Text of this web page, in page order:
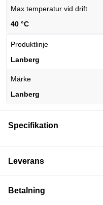
Max temperatur vid drift
40 °C
Produktlinje
Lanberg
Märke
Lanberg
Specifikation
Leverans
Betalning